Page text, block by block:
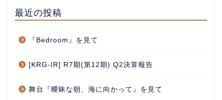
最近の投稿
『Bedroom』を見て
[KRG-IR] R7期(第12期) Q2決算報告
舞台『曖昧な朝、海に向かって』を見て